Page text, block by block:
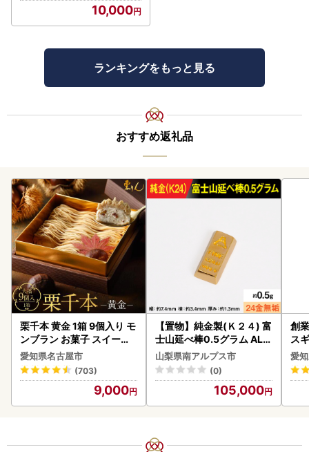
10,000
ランキングをもっと見る
おすすめ返礼品
栗千本 黄金 1箱 9個入り モ
ンブラン お菓子 スイーツ
デザート モンブラン 人気
愛知県名古屋市
(703)
9,000
【置物】純金製(Ｋ２４) 富
士山延べ棒0.5グラム ALP
BK181
山梨県南アルプス市
(0)
105,000
創
ス
み
惣
ン
愛